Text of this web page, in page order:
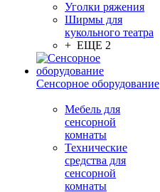
Уголки ряжения
Ширмы для
кукольного театра
+ ЕЩЕ 2
Сенсорное оборудование
Мебель для
сенсорной
комнаты
Технические
средства для
сенсорной
комнаты